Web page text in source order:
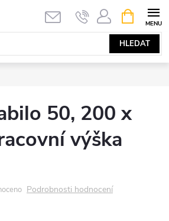
HLEDAT
NÁKUPNÍ
KOŠÍK
50, 200 x
výška
Podrobnosti hodnocení